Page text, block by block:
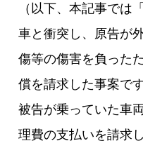
（以下、本記事では
車と衝突し、原告が
傷等の傷害を負った
償を請求した事案で
被告が乗っていた車
理費の支払いを請求